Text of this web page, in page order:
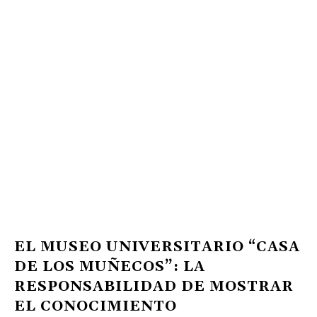
EL MUSEO UNIVERSITARIO “CASA
DE LOS MUÑECOS”: LA
RESPONSABILIDAD DE MOSTRAR
EL CONOCIMIENTO